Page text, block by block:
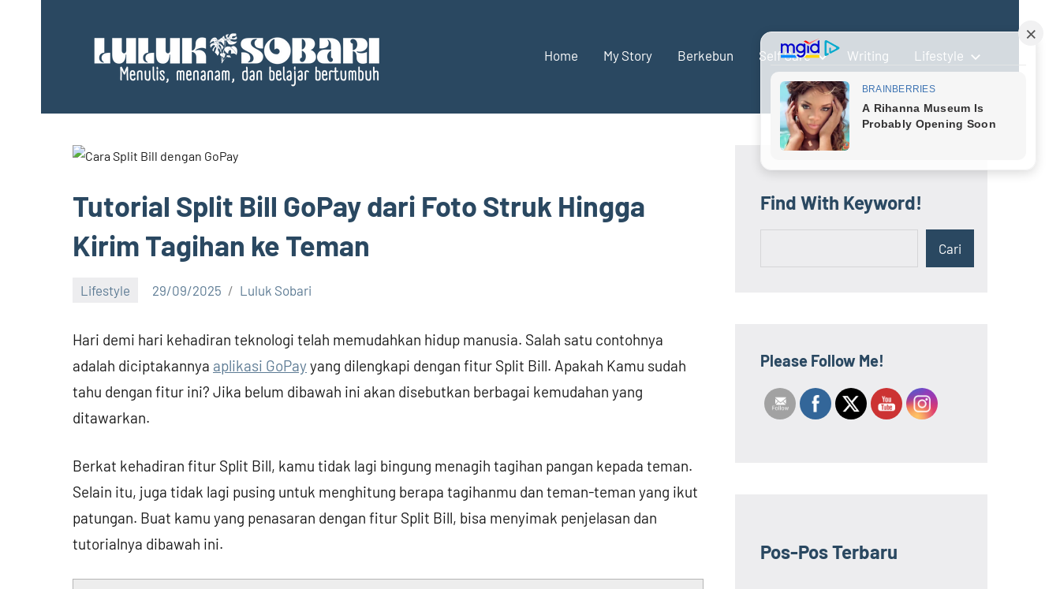
Sobari
Blog
dan
Home My Story Berkebun Self Care Writing Lifestyle
Tutorial Split Bill GoPay dari Foto Struk Hingga
Kirim Tagihan ke Teman
Lifestyle 29/09/2025 Luluk Sobari
Hari demi hari kehadiran teknologi telah memudahkan hidup manusia. Salah satu contohnya
adalah diciptakannya aplikasi GoPayyang dilengkapi dengan fitur Split Bill. Apakah Kamu sudah
tahu dengan fitur ini? Jika belum dibawah ini akan disebutkan berbagai kemudahan yang
ditawarkan.
Berkat kehadiran fitur Split Bill, kamu tidak lagi bingung menagih tagihan pangan kepada teman.
Selain itu, juga tidak lagi pusing untuk menghitung berapa tagihanmu dan teman-teman yang ikut
patungan. Buat kamu yang penasaran dengan fitur Split Bill, bisa menyimak penjelasan dan
tutorialnya dibawah ini.
Find With Keyword!
Cari
Please Follow Me!
Pos-Pos Terbaru